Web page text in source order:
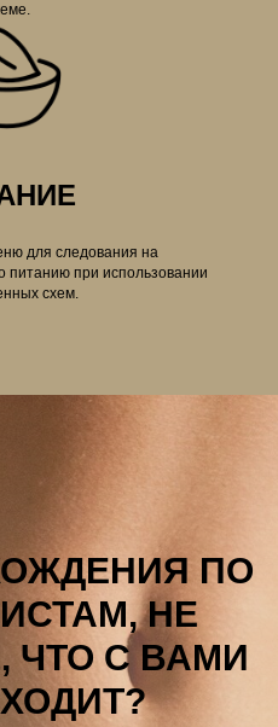
для следования на
питанию при использовании
схем.
ПО
НЕ
ЧТО С ВАМИ